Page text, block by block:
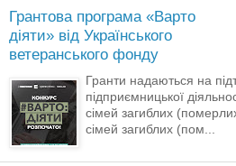
Грантова програма «Варто
діяти» від Українського
ветеранського фонду
Гранти надаються на
підприємницької
сімей загиблих
сімей загиблих (пом...